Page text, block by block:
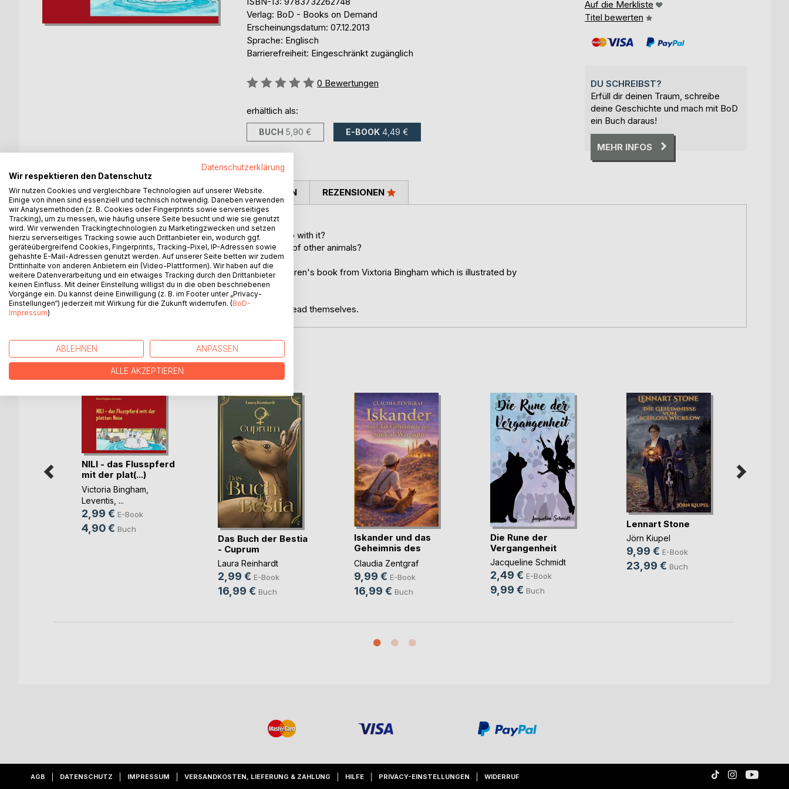
Verlag: BoD - Books on Demand
Erscheinungsdatum: 07.12.2013
Sprache: Englisch
Barrierefreiheit: Eingeschränkt zugänglich
Bewertung::
0 Bewertungen
erhältlich als:
BUCH 5,90 € E-BOOK 4,49 €
Auf die Merkliste
Titel bewerten
DU SCHREIBST?
Erfüll dir deinen Traum, schreibe
deine Geschichte und mach mit BoD
ein Buch daraus!
MEHR INFOS
BESCHREIBUNG
Why does the little hippo Nili have a flat nose?
What does the short-sighted elephant Edmond have to do with it?
Why are both of them wandering through Africa with a lot of other animals?
You will find the answers to all these questions in this children's book from Vixtoria Bingham which is illustrated by
Leventis.
It is a book that you can read to children or that they can read themselves.
AUTOR/IN PRESSESTIMMEN REZENSIONEN
WEITERE TITEL BEIBoD
NILI - das Flusspferd
mit der plat(...)
Victoria Bingham
Leventis , ...
2,99 € E-Book
4,90 € Buch
Das Buch der Bestia
- Cuprum
Laura Reinhardt
2,99 € E-Book
16,99 € Buch
Iskander und das
Geheimnis des
Sou(...)
Claudia Zentgraf
9,99 € E-Book
16,99 € Buch
Die Rune der
Vergangenheit
Jacqueline Schmidt
2,49 € E-Book
9,99 € Buch
Lennart Stone
Jörn Kiupel
9,99 € E-Book
23,99 € Buch
AGB DATENSCHUTZ IMPRESSUM VERSANDKOSTEN, LIEFERUNG & ZAHLUNG HILFE PRIVACY-EINSTELLUNGEN WIDERRUF
Datenschutzerklärung
Wir respektieren den Datenschutz
Wir nutzen Cookies und vergleichbare Technologien auf unserer Website.
Einige von ihnen sind essenziell und technisch notwendig. Daneben verwenden
wir Analysemethoden (z. B. Cookies oder Fingerprints sowie serverseitiges
Tracking), um zu messen, wie häufig unsere Seite besucht und wie sie genutzt
wird. Wir verwenden Trackingtechnologien zu Marketingzwecken und setzen
hierzu serverseitiges Tracking sowie auch Drittanbieter ein, wodurch ggf.
geräteübergreifend Cookies, Fingerprints, Tracking-Pixel, IP-Adressen sowie
gehashte E-Mail-Adressen genutzt werden. Auf unserer Seite betten wir zudem
Drittinhalte von anderen Anbietern ein (Video-Plattformen). Wir haben auf die
weitere Datenverarbeitung und ein etwaiges Tracking durch den Drittanbieter
keinen Einfluss. Mit deiner Einstellung willigst du in die oben beschriebenen
Vorgänge ein. Du kannst deine Einwilligung (z. B. im Footer unter „Privacy-
Einstellungen“) jederzeit mit Wirkung für die Zukunft widerrufen. (BoD-
Impressum)
ABLEHNEN ANPASSEN
ALLE AKZEPTIEREN